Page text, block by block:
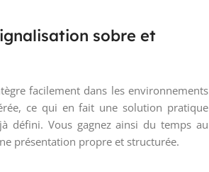
sobre et
facilement dans les environnements
ce qui en fait une solution pratique
défini. Vous gagnez ainsi du temps au
présentation propre et structurée.